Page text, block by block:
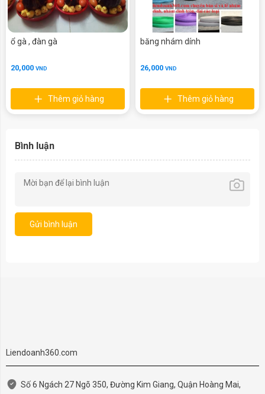
ổ gà , đàn gà
20,000 VND
Thêm giỏ hàng
băng nhám dính
26,000 VND
Thêm giỏ hàng
Bình luận
Gửi bình luận
Liendoanh360.com
Số 6 Ngách 27 Ngõ 350, Đường Kim Giang, Quận Hoàng Mai,